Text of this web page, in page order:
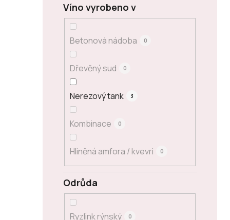
Odrůda
Ryzlink rýnský 0
Víno vyrobeno v
Betonová nádoba 0
Dřevěný sud 0
Nerezový tank 3
Kombinace 0
Hliněná amfora / kvevri 0